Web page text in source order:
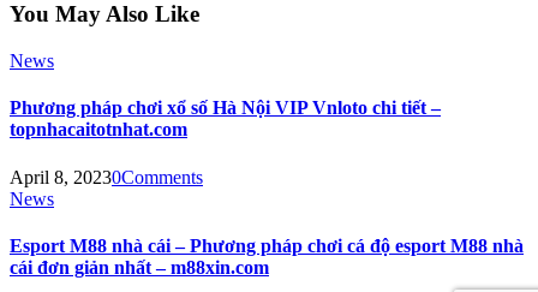
You May Also Like
News
Phương pháp chơi xổ số Hà Nội VIP Vnloto chi tiết –
topnhacaitotnhat.com
April 8, 20230Comments
News
Esport M88 nhà cái – Phương pháp chơi cá độ esport M88 nhà
cái đơn giản nhất – m88xin.com